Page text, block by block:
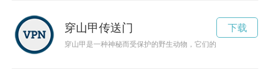
穿山甲传送门
穿山甲是一种神秘而受保护的野生动物，它们的生活状态以及
下载